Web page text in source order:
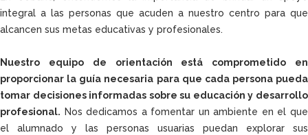
integral a las personas que acuden a nuestro centro para que
alcancen sus metas educativas y profesionales.
Nuestro equipo de orientación está comprometido en
proporcionar la guía necesaria para que cada persona pueda
tomar decisiones informadas sobre su educación y desarrollo
profesional. Nos dedicamos a fomentar un ambiente en el que
el alumnado y las personas usuarias puedan explorar sus